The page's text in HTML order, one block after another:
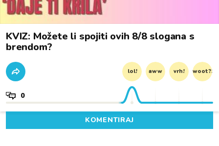
KVIZ: Možete li spojiti ovih 8/8 slogana s
brendom?
lol! aww vrh! woot?!
0
KOMENTIRAJ